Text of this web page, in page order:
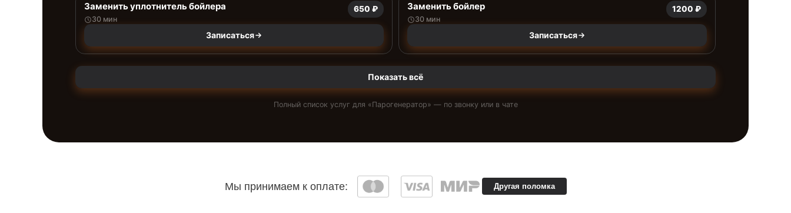
Заменить уплотнитель бойлера
30 мин
650 ₽
Записаться
Заменить бойлер
30 мин
1200 ₽
Записаться
Показать всё
Полный список услуг для «Парогенератор» — по звонку или в чате
Мы принимаем к оплате: Другая поломка